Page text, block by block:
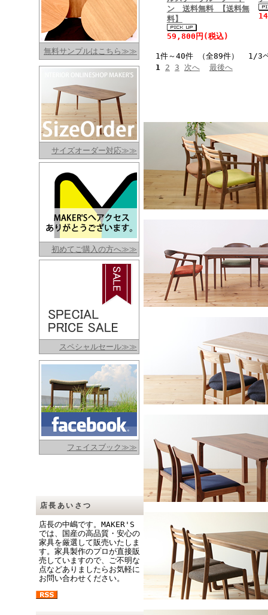
無料サンプルはこちら≫≫
サイズオーダー対応≫≫
初めてご購入の方へ≫≫
スペシャルセール≫≫
フェイスブック≫≫
店長あいさつ
店長の中嶋です。MAKER'S
では、国産の高品質・安心の
家具を厳選して販売いたしま
す。家具製作のプロが直接販
売していますので、ご不明な
点などありましたらお気軽に
お問い合わせください。
ン 送料無料 【送料無
料】
59,800円(税込)
1件～40件 （全89件） 1/3
1 2 3 次へ 最後へ